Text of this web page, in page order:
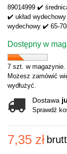
89014999 ✔️
✔️ układ
wydechowy ✔️ 65-
Dostępny w
7 szt. w magazynie.
Możesz zamówić
wydłużyć.
Dostawa
Sprawdź
7,35 zł